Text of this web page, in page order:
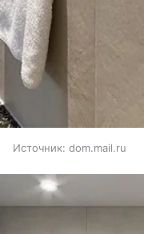
Источник: dom.mail.ru